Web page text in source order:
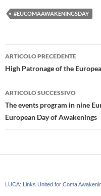
#EUCOMAAWAKENINGSDAY
Navigazione
articolo
ARTICOLO PRECEDENTE
High Patronage of the
ARTICOLO SUCCESSIVO
The events program in nine
European Day of Awakenings
LUCA: Links United for Coma